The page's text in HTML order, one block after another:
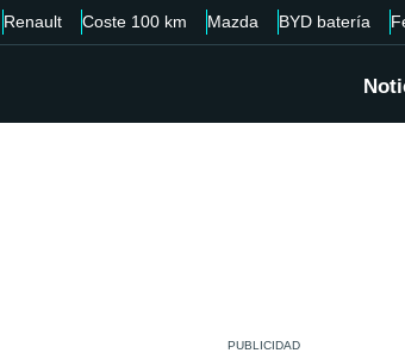
Renault Coste 100 km Mazda BYD batería